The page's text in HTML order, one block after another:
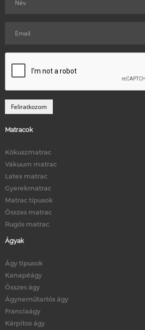
Matracok
Kókuszmatrac
Vákuum matrac
Latex matrac
Gyerekmatrac
Matrac típusok
Összes matrac
Rugós matrac
Ágyak
Ágy típusok
Kanapéágy
Összes ágy
Ágyneműtartós ágy
Franciaágy
Kárpitos ágy